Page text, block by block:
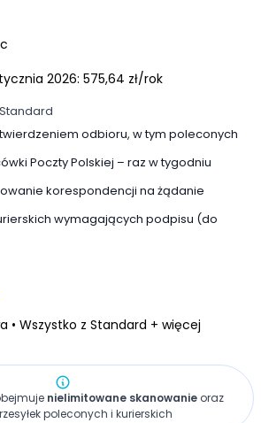
2026: 575,64 zł/rok
odbioru, w tym poleconych
Poczty Polskiej – raz w tygodniu
korespondencji na żądanie
wymagających podpisu (do
• Wszystko z Standard + więcej
nielimitowane skanowanieoraz
poleconych i kurierskich